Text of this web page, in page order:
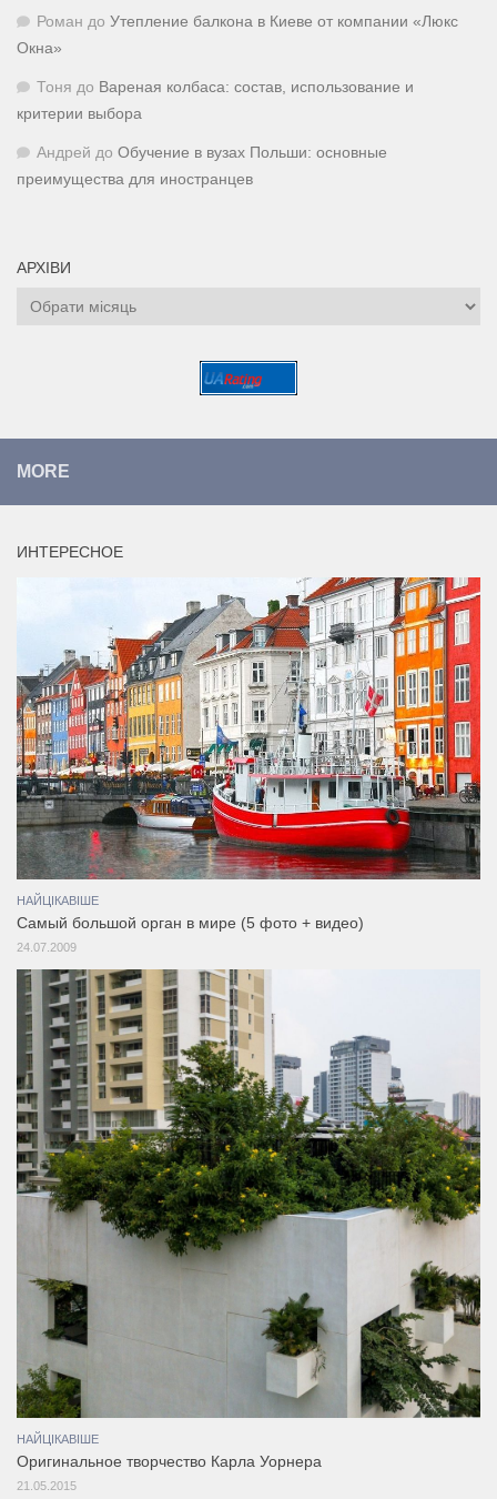
Роман до Утепление балкона в Киеве от компании «Люкс
Окна»
Тоня до Вареная колбаса: состав, использование и
критерии выбора
Андрей до Обучение в вузах Польши: основные
преимущества для иностранцев
АРХІВИ
Архіви
MORE
ИНТЕРЕСНОЕ
НАЙЦІКАВІШЕ
Самый большой орган в мире (5 фото + видео)
24.07.2009
НАЙЦІКАВІШЕ
Оригинальное творчество Карла Уорнера
21.05.2015